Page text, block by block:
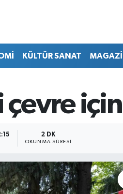
KÜLTÜR SANAT
için
2 DK
OKUNMA SÜRESI